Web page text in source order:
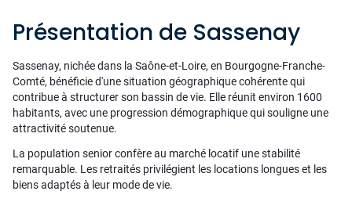
Présentation de Sassenay
Sassenay, nichée dans la Saône-et-Loire, en Bourgogne-Franche-
Comté, bénéficie d'une situation géographique cohérente qui
contribue à structurer son bassin de vie. Elle réunit environ 1600
habitants, avec une progression démographique qui souligne une
attractivité soutenue.
La population senior confère au marché locatif une stabilité
remarquable. Les retraités privilégient les locations longues et les
biens adaptés à leur mode de vie.